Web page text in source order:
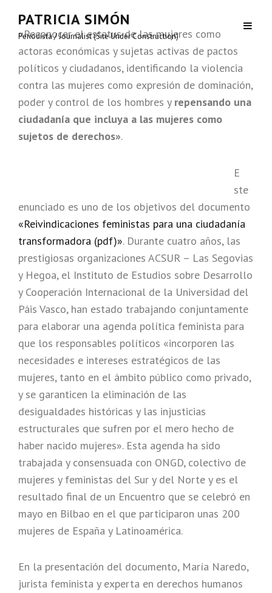
PATRICIA SIMÓN
Periodista / Journalist (Site Under Construction)
«Reconocer el estatus de las mujeres como
actoras económicas y sujetas activas de pactos
políticos y ciudadanos, identificando la violencia
contra las mujeres como expresión de dominación,
poder y control de los hombres y repensando una
ciudadanía que incluya a las mujeres como
sujetos de derechos».
E
ste
enunciado es uno de los objetivos del documento
«Reivindicaciones feministas para una ciudadanía
transformadora (pdf)». Durante cuatro años, las
prestigiosas organizaciones ACSUR – Las Segovias
y Hegoa, el Instituto de Estudios sobre Desarrollo
y Cooperación Internacional de la Universidad del
Páis Vasco, han estado trabajando conjuntamente
para elaborar una agenda política feminista para
que los responsables políticos «incorporen las
necesidades e intereses estratégicos de las
mujeres, tanto en el ámbito público como privado,
y se garanticen la eliminación de las
desigualdades históricas y las injusticias
estructurales que sufren por el mero hecho de
haber nacido mujeres». Esta agenda ha sido
trabajada y consensuada con ONGD, colectivo de
mujeres y feministas del Sur y del Norte y es el
resultado final de un Encuentro que se celebró en
mayo en Bilbao en el que participaron unas 200
mujeres de España y Latinoamérica.
En la presentación del documento, María Naredo,
jurista feminista y experta en derechos humanos